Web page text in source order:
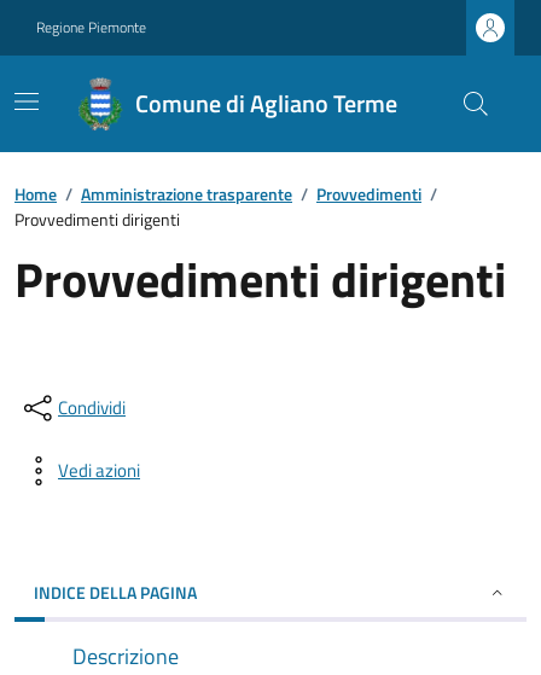
Regione Piemonte
Comune di Agliano Terme
Home / Amministrazione trasparente / Provvedimenti /
Provvedimenti dirigenti
Provvedimenti dirigenti
Condividi
Vedi azioni
INDICE DELLA PAGINA
Descrizione